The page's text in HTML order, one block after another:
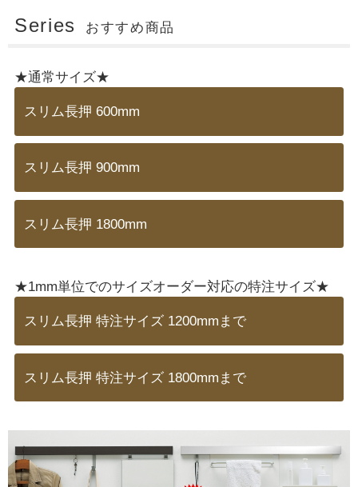
Series おすすめ商品
★通常サイズ★
スリム長押 600mm
スリム長押 900mm
スリム長押 1800mm
★1mm単位でのサイズオーダー対応の特注サイズ★
スリム長押 特注サイズ 1200mmまで
スリム長押 特注サイズ 1800mmまで